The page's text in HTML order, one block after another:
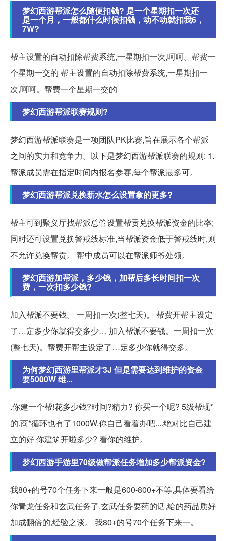
梦幻西游帮派怎么随便扣钱? 是一个星期扣一次还
是一个月，一般都什么时候扣钱，动不动就扣我6，
7W?
帮主设置的自动扣除帮费系统,一星期扣一次,呵呵。帮费一
个星期一交的 帮主设置的自动扣除帮费系统,一星期扣一
次,呵呵。帮费一个星期一交的
梦幻西游帮派联赛规则?
梦幻西游帮派联赛是一项团队PK比赛,旨在展示各个帮派
之间的实力和竞争力。以下是梦幻西游帮派联赛的规则: 1.
帮派成员需在指定时间内报名参赛,每个帮派最多可。
梦幻西游帮派兑换薪水怎么设置拿的更多?
帮主可到聚义厅找帮派总管设置帮贡兑换帮派资金的比率;
同时还可设置兑换警戒线标准,当帮派资金低于警戒线时,则
不允许兑换帮贡。 帮中成员可以在帮派师爷处领。
梦幻西游加帮派，多少钱，加帮后多长时间扣一次
费，一次扣多少钱?
加入帮派不要钱。 一周扣一次(整七天)。 帮费开帮主设定
了…定多少你就得交多少… 加入帮派不要钱。一周扣一次
(整七天)。帮费开帮主设定了…定多少你就得交多。
为何梦幻西游里帮派才3J 但是需要达到维护的资金
要5000W 维...
.你建一个帮!花多少钱?时间?精力? 你买一个呢? 5级帮现*
的.商*循环也有了1000W.你自己看着办吧....绝对比自己建
立的好 你建筑开啦多少? 看你的维护。
梦幻西游手游里70级做帮派任务增加多少帮派资金?
我80+的号70个任务下来一般是600-800+不等,具体要看给
你青龙任务和玄武任务了,玄武任务要药的话,给的药品质好
加成翻倍的,经验之谈。 我80+的号70个任务下来一。